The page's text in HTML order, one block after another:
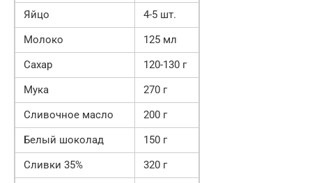
Яйцо
4-5 шт.
Молоко
125 мл
Сахар
120-130 г
Мука
270 г
Сливочное масло
200 г
Белый шоколад
150 г
Сливки 35%
320 г